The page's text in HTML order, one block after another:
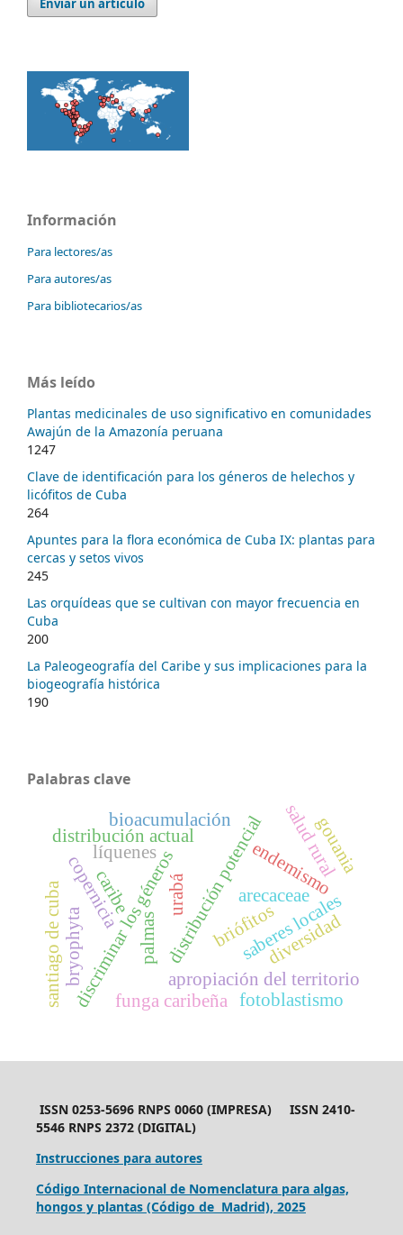
Enviar un artículo
Información
Para lectores/as
Para autores/as
Para bibliotecarios/as
Más leído
Plantas medicinales de uso significativo en comunidades
Awajún de la Amazonía peruana
1247
Clave de identificación para los géneros de helechos y
licófitos de Cuba
264
Apuntes para la flora económica de Cuba IX: plantas para
cercas y setos vivos
245
Las orquídeas que se cultivan con mayor frecuencia en
Cuba
200
La Paleogeografía del Caribe y sus implicaciones para la
biogeografía histórica
190
Palabras clave
discriminar los géneros
distribución actualdistribución potencial
caribe endemismo
líquenes
apropiación del territorio
saberes locales
salud rural
urabá arecaceae
copernicia
palmas
bioacumulación
briófitos
bryophyta
santiago de cuba funga caribeña fotoblastismo
diversidad
gouania
ISSN 0253-5696 RNPS 0060 (IMPRESA) ISSN 2410-
5546 RNPS 2372 (DIGITAL)
Instrucciones para autores
Código Internacional de Nomenclatura para algas,
hongos y plantas (Código de Madrid), 2025